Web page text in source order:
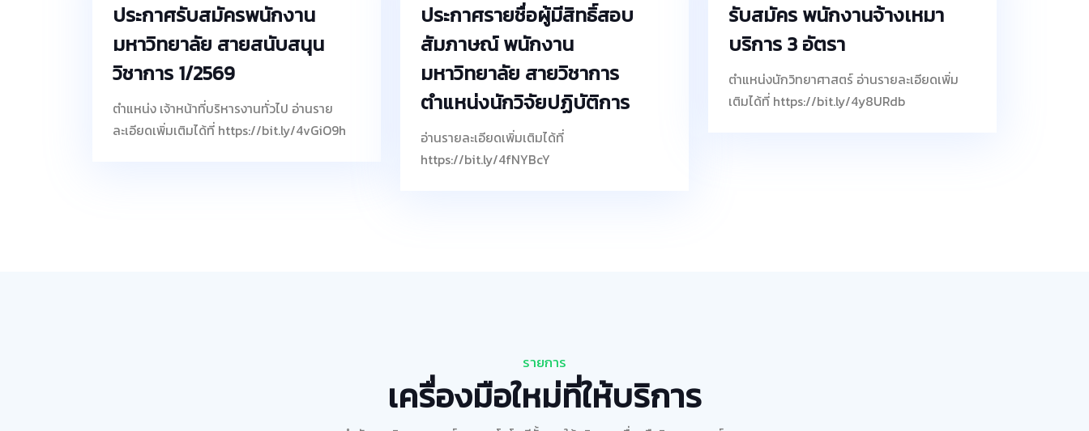
ประกาศรับสมัครพนักงาน
มหาวิทยาลัย สายสนับสนุน
วิชาการ 1/2569
ตำแหน่ง เจ้าหน้าที่บริหารงานทั่วไป อ่านราย
ละเอียดเพิ่มเติมได้ที่ https://bit.ly/4vGiO9h
ประกาศรายชื่อผู้มีสิทธิ์สอบ
สัมภาษณ์ พนักงาน
มหาวิทยาลัย สายวิชาการ
ตำแหน่งนักวิจัยปฏิบัติการ
อ่านรายละเอียดเพิ่มเติมได้ที่
https://bit.ly/4fNYBcY
รับสมัคร พนักงานจ้างเหมา
บริการ 3 อัตรา
ตำแหน่งนักวิทยาศาสตร์ อ่านรายละเอียดเพิ่ม
เติมได้ที่ https://bit.ly/4y8URdb
รายการ
เครื่องมือใหม่ที่ให้บริการ